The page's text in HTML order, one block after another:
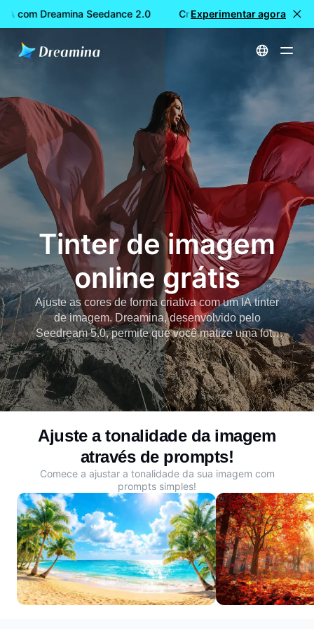
com Dreamina Seedance 2.0 Criação de vídeos
Experimentar agora
Início Ferramentas Tinter de imagem online grátis
Tinter de imagem
online grátis
Ajuste as cores de forma criativa com um IA tinter
de imagem. Dreamina, desenvolvido pelo
Seedream 5.0, permite que você matize uma foto
usando prompts que permitem aplicar tons
cinematográficos, sobreposições de cores e
iluminação estilizada sem ferramentas de edição
manual.
Ajuste a tonalidade da imagem
através de prompts!
Comece a ajustar a tonalidade da sua imagem com
prompts simples!